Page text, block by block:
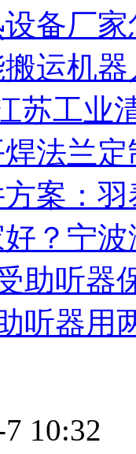
备厂
运机
苏工业
法兰
案：
？宁
助听器
听器用
10:32